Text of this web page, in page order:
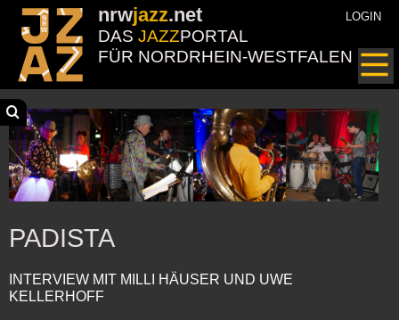
nrwjazz.net
DAS JAZZPORTAL
FÜR NORDRHEIN-WESTFALEN
LOGIN
PADISTA
INTERVIEW MIT MILLI HÄUSER UND UWE
KELLERHOFF